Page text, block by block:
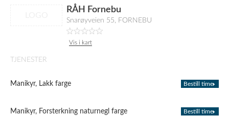
RÅH Fornebu
Snarøyveien 55, FORNEBU
Vis i kart
TJENESTER
Manikyr, Lakk farge Bestill time
Manikyr, Forsterkning naturnegl farge Bestill time